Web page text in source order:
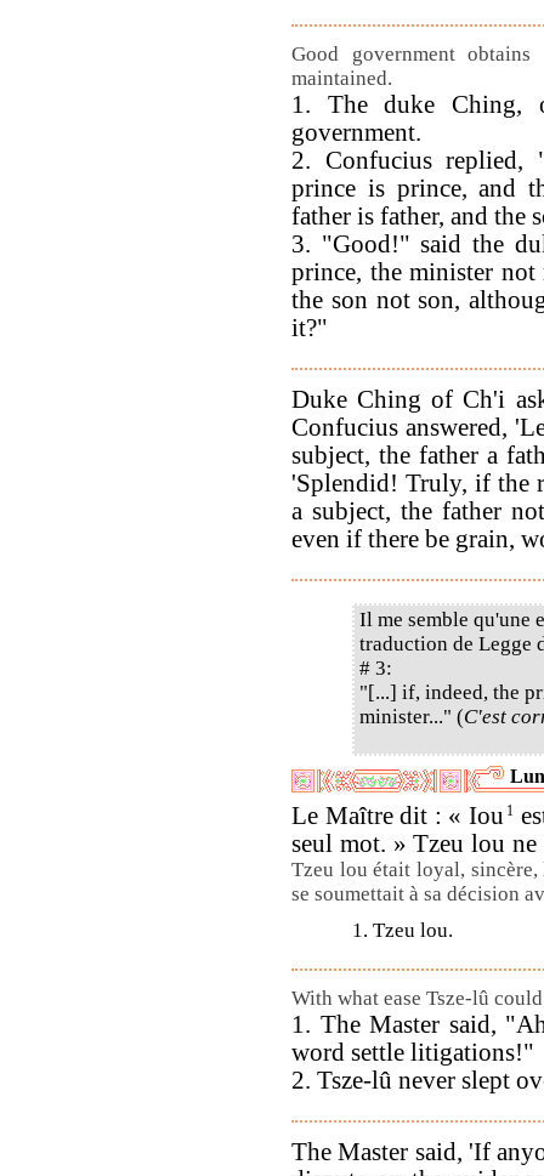
Good government
maintained.
1. The duke Ching,
government.
2. Confucius replied,
prince is prince, and
father is father, and the
3. "Good!" said the
prince, the minister not
the son not son,
it?"
Duke Ching of Ch'i
Confucius answered,
subject, the father a
'Splendid! Truly, if the
a subject, the father
even if there be grain,
Il me semble qu'une
traduction de Legge
# 3:
"[...] if, indeed, the
minister..." (C'est
Le Maître dit : « Iou 1
seul mot. » Tzeu lou ne
Tzeu lou était loyal,
se soumettait à sa décision
1. Tzeu lou.
With what ease Tsze-lû
1. The Master said,
word settle litigations!"
2. Tsze-lû never slept
The Master said, 'If